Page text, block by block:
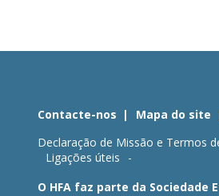
Contacte-nos Mapa do site
Declaração de Missão e Termos
Ligações úteis
O HFA faz parte da